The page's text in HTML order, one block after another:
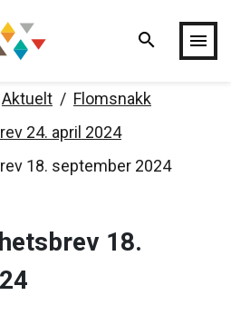
search menu
Aktuelt
Flomsnakk
24. april 2024
18. september 2024
18.